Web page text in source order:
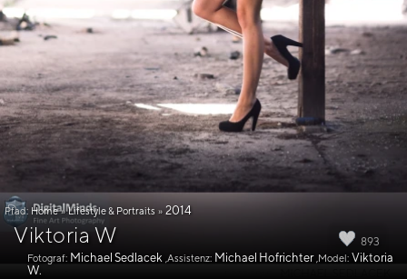
893
Pfad: Home » Lifestyle & Portraits » 2014
Viktoria W
Fotograf: Michael Sedlacek ,Assistenz: Michael Hofrichter ,Model: Viktoria
W.